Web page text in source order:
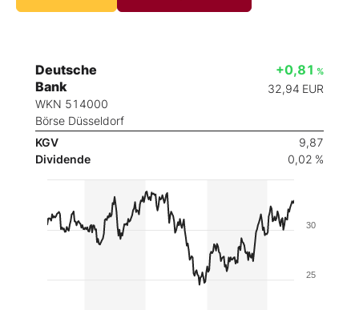
Deutsche
Bank
WKN 514000
Börse Düsseldorf
+0,81 %
32,94 EUR
KGV
9,87
Dividende
0,02 %
25
30